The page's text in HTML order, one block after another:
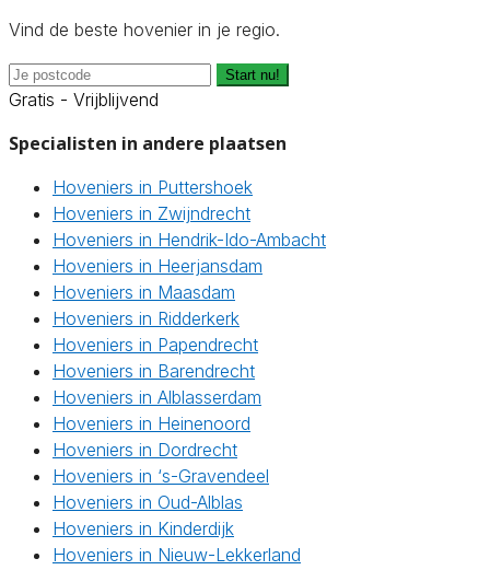
Vind de beste hovenier in je regio.
Start nu!
Gratis - Vrijblijvend
Specialisten in andere plaatsen
Hoveniers in Puttershoek
Hoveniers in Zwijndrecht
Hoveniers in Hendrik-Ido-Ambacht
Hoveniers in Heerjansdam
Hoveniers in Maasdam
Hoveniers in Ridderkerk
Hoveniers in Papendrecht
Hoveniers in Barendrecht
Hoveniers in Alblasserdam
Hoveniers in Heinenoord
Hoveniers in Dordrecht
Hoveniers in ‘s-Gravendeel
Hoveniers in Oud-Alblas
Hoveniers in Kinderdijk
Hoveniers in Nieuw-Lekkerland